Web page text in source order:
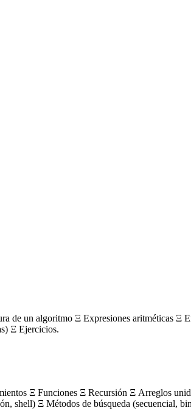
de un algoritmo Ξ Expresiones aritméticas Ξ
Ξ Ejercicios.
Ξ Funciones Ξ Recursión Ξ Arreglos
shell) Ξ Métodos de búsqueda (secuencial,